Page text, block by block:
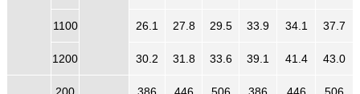
1100 26.1 27.8 29.5 33.9 34.1 37.7
1200 30.2 31.8 33.6 39.1 41.4 43.0
200 386 446 506 386 446 506